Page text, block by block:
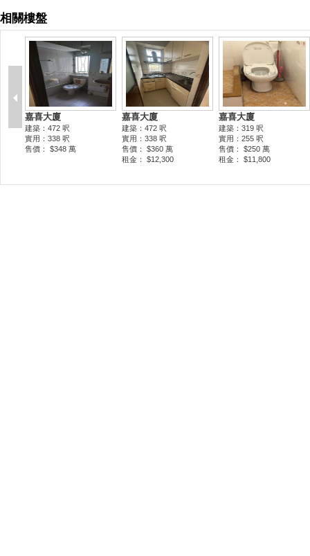
相關樓盤
嘉喜大廈
建築：472 呎
實用：338 呎
售價： $348 萬
嘉喜大廈
建築：472 呎
實用：338 呎
售價： $360 萬
租金： $12,300
嘉喜大廈
建築：319 呎
實用：255 呎
售價： $250 萬
租金： $11,800